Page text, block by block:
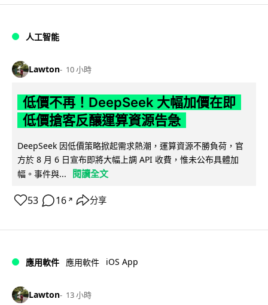
人工智能
Lawton 10 小時
低價不再！DeepSeek 大幅加價在即
低價搶客反釀運算資源告急
DeepSeek 因低價策略掀起需求熱潮，運算資源不勝負荷，官
方於 8 月 6 日宣布即將大幅上調 API 收費，惟未公布具體加
幅。事件與...
閱讀全文
53 16 ↗ 分享
應用軟件 應用軟件 iOS App
Lawton 13 小時